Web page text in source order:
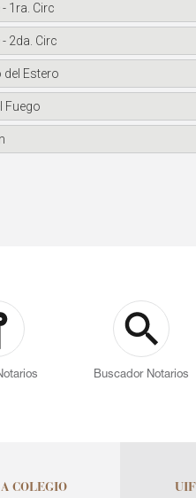
1ra. Circ
2da. Circ
del Estero
Fuego
Buscador Notarios
COLEGIO